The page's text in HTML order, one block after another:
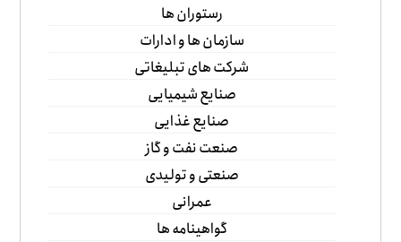
رستوران ها
سازمان ها و ادارات
شرکت های تبلیغاتی
صنایع شیمیایی
صنایع غذایی
صنعت نفت و گاز
صنعتی و تولیدی
عمرانی
گواهینامه ها